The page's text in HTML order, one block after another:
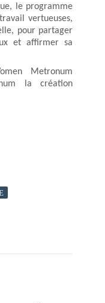
le programme
vertueuses,
pour partager
et affirmer sa
Metronum
la création